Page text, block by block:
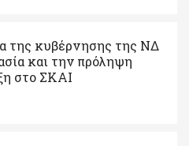
της κυβέρνησης της ΝΔ
και την πρόληψη
στο ΣΚΑΙ